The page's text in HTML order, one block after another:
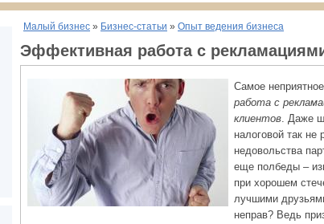
Малый бизнес » Бизнес-статьи » Опыт ведения бизнеса
Эффективная работа с
Самое неприятное
работа с
клиентов. Даже
налоговой так не
недовольства
еще полбеды –
при хорошем
лучшими
неправ? Ведь